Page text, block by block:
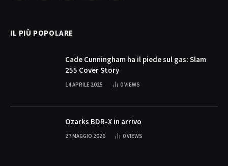
IL PIÙ POPOLARE
Cade Cunningham ha il piede sul gas: Slam
255 Cover Story
14 APRILE 2025 0VIEWS
Ozarks BDR-X in arrivo
27 MAGGIO 2026 0VIEWS